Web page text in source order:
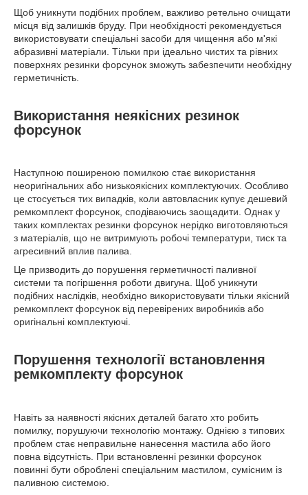
Щоб уникнути подібних проблем, важливо ретельно очищати
місця від залишків бруду. При необхідності рекомендується
використовувати спеціальні засоби для чищення або м'які
абразивні матеріали. Тільки при ідеально чистих та рівних
поверхнях резинки форсунок зможуть забезпечити необхідну
герметичність.
Використання неякісних резинок
форсунок
Наступною поширеною помилкою стає використання
неоригінальних або низькоякісних комплектуючих. Особливо
це стосується тих випадків, коли автовласник купує дешевий
ремкомплект форсунок, сподіваючись заощадити. Однак у
таких комплектах резинки форсунок нерідко виготовляються
з матеріалів, що не витримують робочі температури, тиск та
агресивний вплив палива.
Це призводить до порушення герметичності паливної
системи та погіршення роботи двигуна. Щоб уникнути
подібних наслідків, необхідно використовувати тільки якісний
ремкомплект форсунок від перевірених виробників або
оригінальні комплектуючі.
Порушення технології встановлення
ремкомплекту форсунок
Навіть за наявності якісних деталей багато хто робить
помилку, порушуючи технологію монтажу. Однією з типових
проблем стає неправильне нанесення мастила або його
повна відсутність. При встановленні резинки форсунок
повинні бути оброблені спеціальним мастилом, сумісним із
паливною системою.